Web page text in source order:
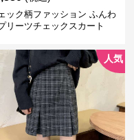
ック柄ファッション ふんわ
リーツチェックスカート
人気